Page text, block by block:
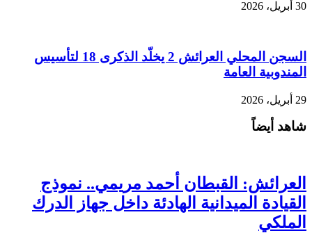
30 أبريل، 2026
السجن المحلي العرائش 2 يخلّد الذكرى 18 لتأسيس
المندوبية العامة
29 أبريل، 2026
شاهد أيضاً
العرائش: القبطان أحمد مريمي.. نموذج
القيادة الميدانية الهادئة داخل جهاز الدرك
الملكي